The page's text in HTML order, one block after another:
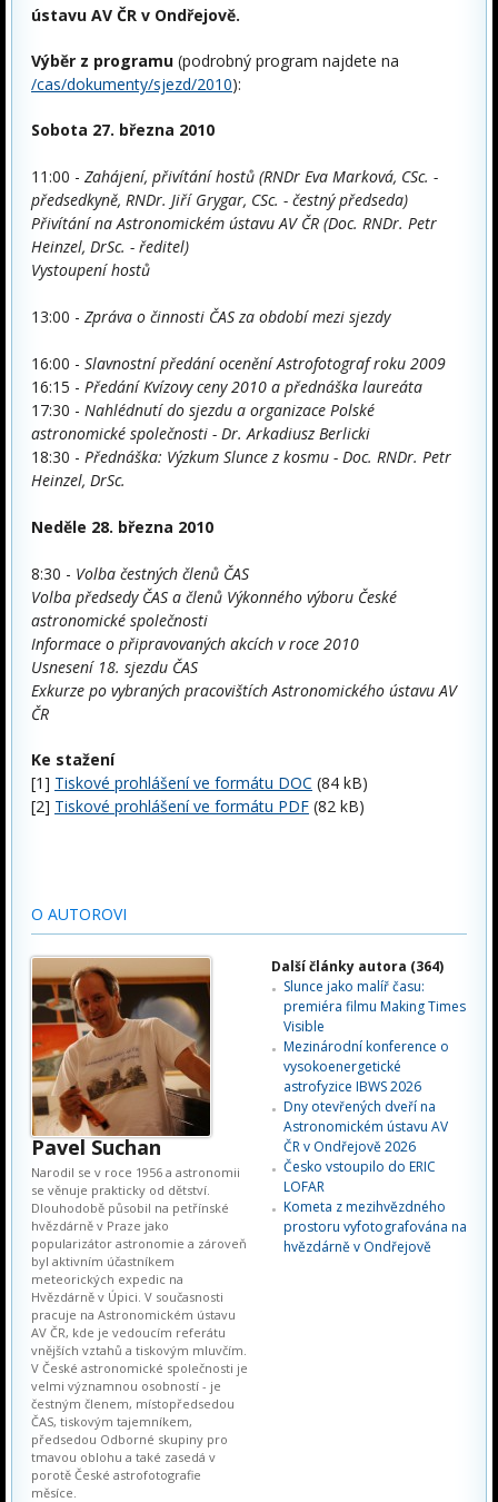
ústavu AV ČR v Ondřejově.
Výběr z programu (podrobný program najdete na
/cas/dokumenty/sjezd/2010):
Sobota 27. března 2010
11:00 - Zahájení, přivítání hostů (RNDr Eva Marková, CSc. -
předsedkyně, RNDr. Jiří Grygar, CSc. - čestný předseda)
Přivítání na Astronomickém ústavu AV ČR (Doc. RNDr. Petr
Heinzel, DrSc. - ředitel)
Vystoupení hostů
13:00 - Zpráva o činnosti ČAS za období mezi sjezdy
16:00 - Slavnostní předání ocenění Astrofotograf roku 2009
16:15 - Předání Kvízovy ceny 2010 a přednáška laureáta
17:30 - Nahlédnutí do sjezdu a organizace Polské
astronomické společnosti - Dr. Arkadiusz Berlicki
18:30 - Přednáška: Výzkum Slunce z kosmu - Doc. RNDr. Petr
Heinzel, DrSc.
Neděle 28. března 2010
8:30 - Volba čestných členů ČAS
Volba předsedy ČAS a členů Výkonného výboru České
astronomické společnosti
Informace o připravovaných akcích v roce 2010
Usnesení 18. sjezdu ČAS
Exkurze po vybraných pracovištích Astronomického ústavu AV
ČR
Ke stažení
[1] Tiskové prohlášení ve formátu DOC (84 kB)
[2] Tiskové prohlášení ve formátu PDF (82 kB)
O AUTOROVI
Pavel Suchan
Narodil se v roce 1956 a astronomii
se věnuje prakticky od dětství.
Dlouhodobě působil na petřínské
hvězdárně v Praze jako
popularizátor astronomie a zároveň
byl aktivním účastníkem
meteorických expedic na
Hvězdárně v Úpici. V současnosti
pracuje na Astronomickém ústavu
AV ČR, kde je vedoucím referátu
vnějších vztahů a tiskovým mluvčím.
V České astronomické společnosti je
velmi významnou osobností - je
čestným členem, místopředsedou
ČAS, tiskovým tajemníkem,
předsedou Odborné skupiny pro
tmavou oblohu a také zasedá v
porotě České astrofotografie
měsíce.
Další články autora (364)
Slunce jako malíř času:
premiéra filmu Making Times
Visible
Mezinárodní konference o
vysokoenergetické
astrofyzice IBWS 2026
Dny otevřených dveří na
Astronomickém ústavu AV
ČR v Ondřejově 2026
Česko vstoupilo do ERIC
LOFAR
Kometa z mezihvězdného
prostoru vyfotografována na
hvězdárně v Ondřejově